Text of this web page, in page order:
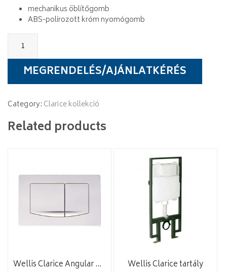
mechanikus öblítőgomb
ABS-polírozott króm nyomógomb
Wellis
Clarice
Round
nyomólap
quantityMEGRENDELÉS/AJÁNLATKÉRÉS
Category: Clarice kollekció
Related products
Wellis Clarice Angular nyomólap Wellis Clarice tartály